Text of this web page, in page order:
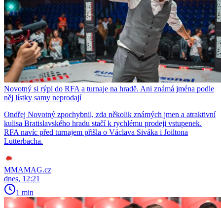
Novotný si rýpl do RFA a turnaje na hradě. Ani známá jména podle
něj lístky samy neprodají
Ondřej Novotný zpochybnil, zda několik známých jmen a atraktivní
kulisa Bratislavského hradu stačí k rychlému prodeji vstupenek.
RFA navíc před turnajem přišla o Václava Siváka i Joiltona
Lutterbacha.
MMAMAG.cz
dnes, 12:21
1 min